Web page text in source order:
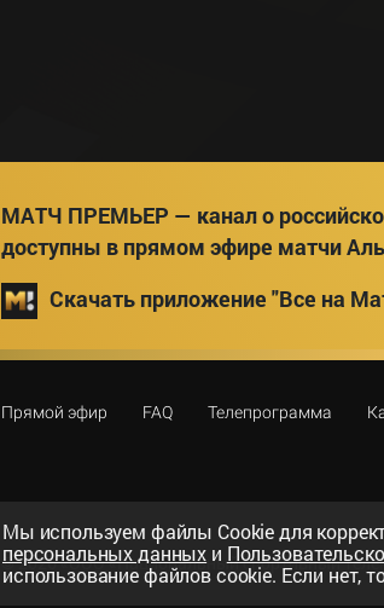
МАТЧ ПРЕМЬЕР — канал о
доступны в прямом эфире матчи
Скачать приложение "Все на
Прямой эфир FAQ Телепрограмма
©2026«ООО «Национальный спортивный
Мы используем файлы Сookie для
персональных данных и
использование файлов cookie. Если нет,